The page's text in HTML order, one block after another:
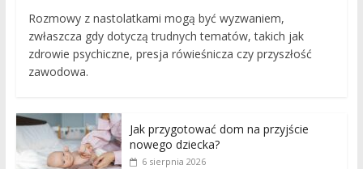
Rozmowy z nastolatkami mogą być wyzwaniem,
zwłaszcza gdy dotyczą trudnych tematów, takich jak
zdrowie psychiczne, presja rówieśnicza czy przyszłość
zawodowa.
Jak przygotować dom na przyjście
nowego dziecka?
6 sierpnia 2026